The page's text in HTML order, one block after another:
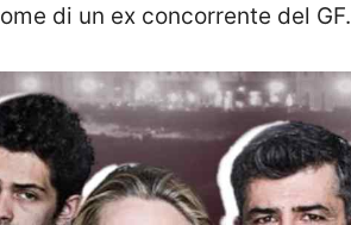
di un ex concorrente del GF.